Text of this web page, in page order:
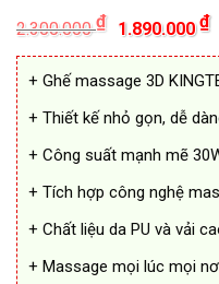
2.300.000₫
Giá
gốc
là:
2.300.000 ₫.
1.890.000₫
+ Ghế massage 3D
+ Thiết kế nhỏ gọn, dễ
+ Công suất mạnh mẽ
+ Tích hợp công nghệ
+ Chất liệu da PU và vải
+ Massage mọi lúc mọi